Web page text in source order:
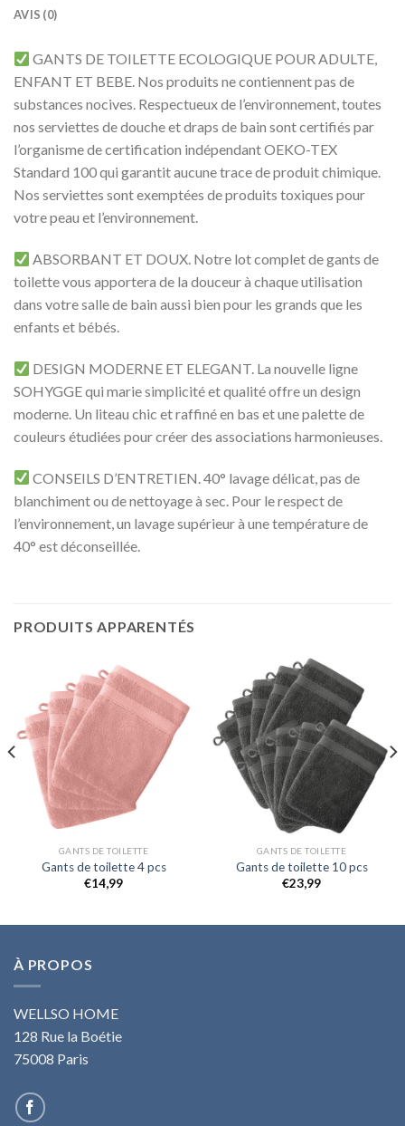
AVIS (0)
GANTS DE TOILETTE ECOLOGIQUE POUR ADULTE,
ENFANT ET BEBE. Nos produits ne contiennent pas de
substances nocives. Respectueux de l’environnement, toutes
nos serviettes de douche et draps de bain sont certifiés par
l’organisme de certification indépendant OEKO-TEX
Standard 100 qui garantit aucune trace de produit chimique.
Nos serviettes sont exemptées de produits toxiques pour
votre peau et l’environnement.
ABSORBANT ET DOUX. Notre lot complet de gants de
toilette vous apportera de la douceur à chaque utilisation
dans votre salle de bain aussi bien pour les grands que les
enfants et bébés.
DESIGN MODERNE ET ELEGANT. La nouvelle ligne
SOHYGGE qui marie simplicité et qualité offre un design
moderne. Un liteau chic et raffiné en bas et une palette de
couleurs étudiées pour créer des associations harmonieuses.
CONSEILS D’ENTRETIEN. 40° lavage délicat, pas de
blanchiment ou de nettoyage à sec. Pour le respect de
l’environnement, un lavage supérieur à une température de
40° est déconseillée.
PRODUITS APPARENTÉS
GANTS DE TOILETTE
Gants de toilette 4 pcs
€14,99
GANTS DE TOILETTE
Gants de toilette 10 pcs
€23,99
À PROPOS
WELLSO HOME
128 Rue la Boétie
75008 Paris